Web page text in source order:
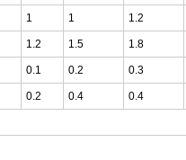
1 1 1.2
1.2 1.5 1.8
0.1 0.2 0.3
0.2 0.4 0.4